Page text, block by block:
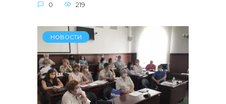
0 219
НОВОСТИ